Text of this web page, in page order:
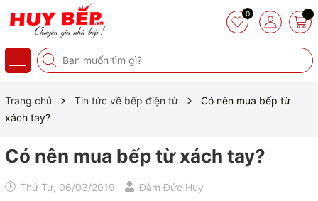
0
Trang chủ Tin tức về bếp điện từ
Có nên mua bếp từ
xách tay?
Có nên mua bếp từ xách tay?
Thứ Tư, 06/03/2019
Đàm Đức Huy